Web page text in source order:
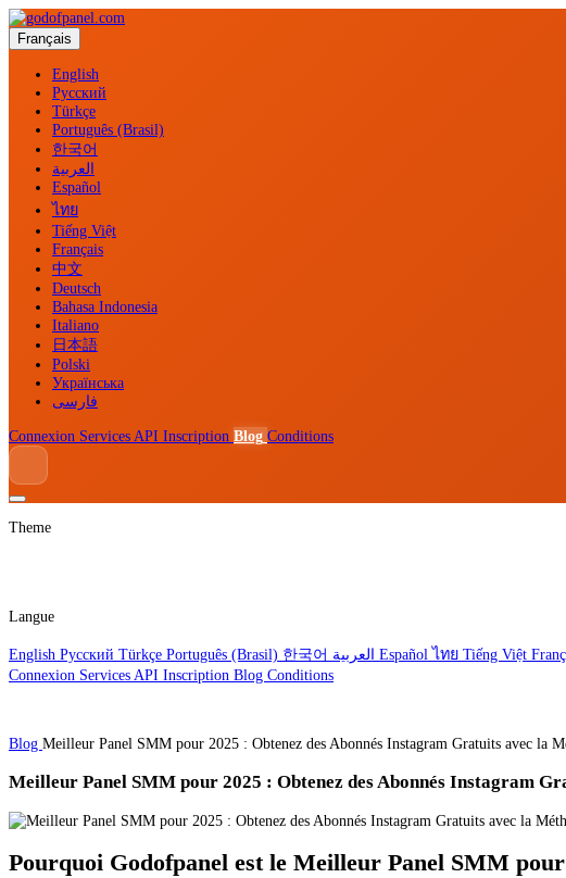
Français
English
Русский
Türkçe
Português (Brasil)
한국어
العربية
Español
ไทย
Tiếng Việt
Français
中文
Deutsch
Bahasa Indonesia
Italiano
日本語
Polski
Українська
فارسی
Connexion Services API Inscription Blog Conditions
Theme
Langue
English Русский Türkçe Português (Brasil) 한국어 Españolไทย Tiếng Việt
Connexion ServicesAPI Inscription Blog Conditions
Blog Meilleur Panel SMM pour 2025 : Obtenez des Abonnés Instagram Gratuits avec la
Meilleur Panel SMM pour 2025 : Obtenez des Abonnés Instagram
Pourquoi Godofpanel est le Meilleur Panel SMM